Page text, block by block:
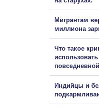
Мигрантам
миллиона
Что такое
Индийцы и